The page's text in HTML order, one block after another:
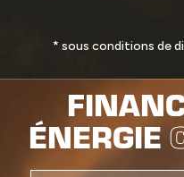
* sous conditions de
ÉNERGIE